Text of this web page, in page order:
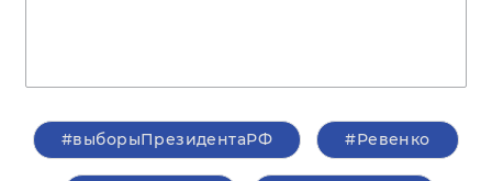
#выборыПрезидентаРФ #Ревенко